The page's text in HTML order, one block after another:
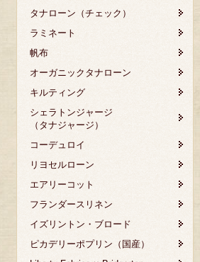
タナローン（チェック）
ラミネート
帆布
オーガニックタナローン
キルティング
シェラトンジャージ
（タナジャージ）
コーデュロイ
リヨセルローン
エアリーコット
フランダースリネン
イズリントン・ブロード
ピカデリーポプリン（国産）